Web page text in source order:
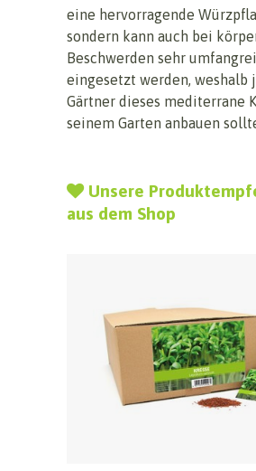
eine hervorragende
sondern kann auch bei
Beschwerden sehr
eingesetzt werden, weshalb
Gärtner dieses mediterrane
seinem Garten anbauen
Unsere
aus dem Shop